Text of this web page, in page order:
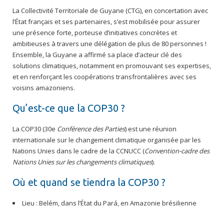
La Collectivité Territoriale de Guyane (CTG), en concertation avec
l’État français et ses partenaires, s’est mobilisée pour assurer
une présence forte, porteuse d’initiatives concrètes et
ambitieuses à travers une délégation de plus de 80 personnes !
Ensemble, la Guyane a affirmé sa place d’acteur clé des
solutions climatiques, notamment en promouvant ses expertises,
et en renforçant les coopérations transfrontalières avec ses
voisins amazoniens.
Qu’est-ce que la COP30 ?
La COP30 (30e Conférence des Parties) est une réunion
internationale sur le changement climatique organisée par les
Nations Unies dans le cadre de la CCNUCC (Convention-cadre des
Nations Unies sur les changements climatiques).
Où et quand se tiendra la COP30 ?
Lieu : Belém, dans l’État du Pará, en Amazonie brésilienne